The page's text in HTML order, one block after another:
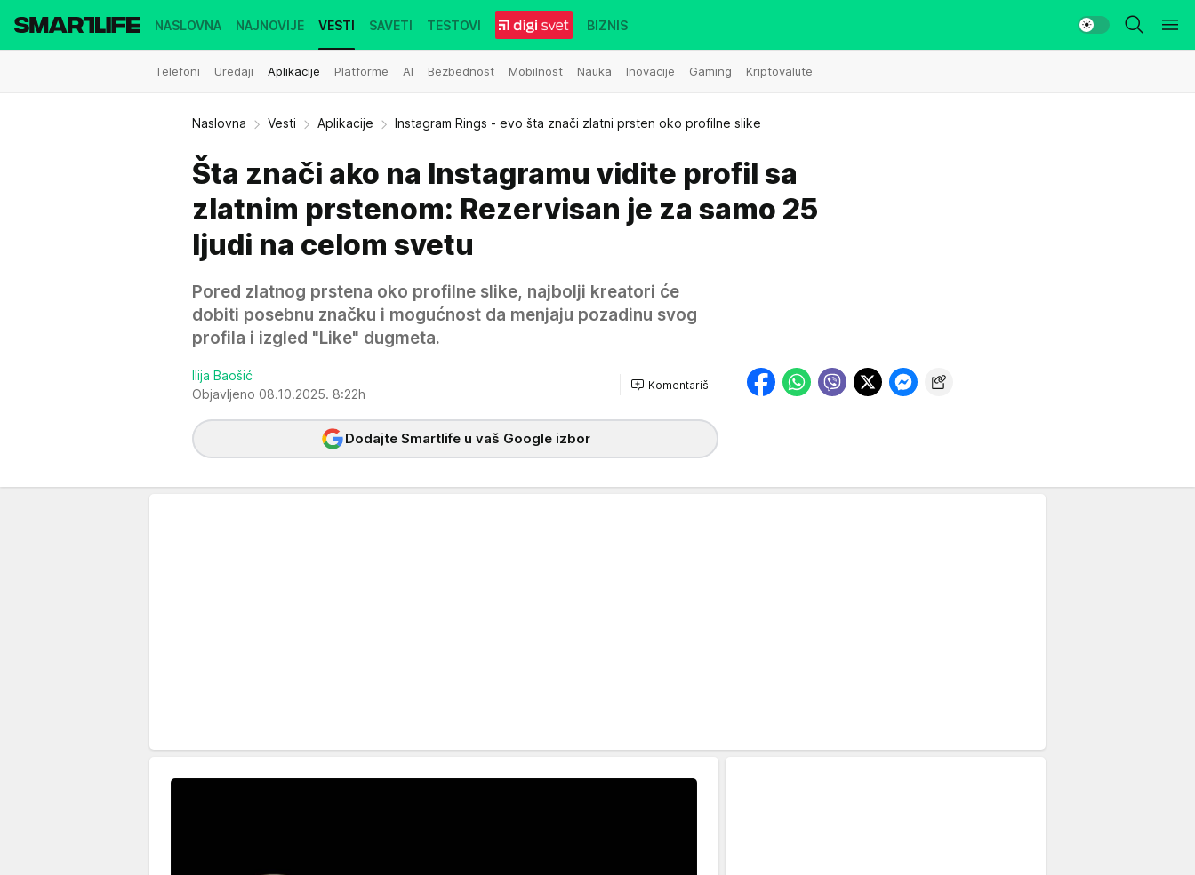
NASLOVNA NAJNOVIJE VESTI
Telefoni Uređaji Aplikacije Platforme AI Bezbednost Mobilnost Nauka Inovacije Gaming Kriptovalute
SAVETI TESTOVI BIZNIS
Naslovna Vesti Aplikacije Instagram Rings - evo šta znači zlatni prsten oko profilne slike
Šta znači ako na Instagramu vidite profil sa
zlatnim prstenom: Rezervisan je za samo 25
ljudi na celom svetu
Pored zlatnog prstena oko profilne slike, najbolji kreatori će
dobiti posebnu značku i mogućnost da menjaju pozadinu svog
profila i izgled "Like" dugmeta.
Ilija Baošić
Objavljeno 08.10.2025. 8:22h
Komentariši
Dodajte Smartlife u vaš Google izbor